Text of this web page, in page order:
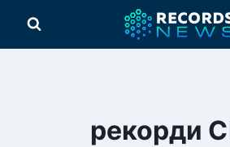
вмісту
рекорди